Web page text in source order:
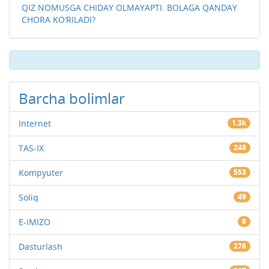
QIZ NOMUSGA CHIDAY OLMAYAPTI. BOLAGA QANDAY
CHORA KO‘RILADI?
Barcha bolimlar
Internet 1.3k
TAS-IX 248
Kompyuter 553
Soliq 49
E-IMIZO 6
Dasturlash 276